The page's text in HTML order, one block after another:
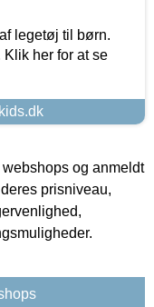
legetøj til børn.
Klik her for at se
og anmeldt
prisniveau,